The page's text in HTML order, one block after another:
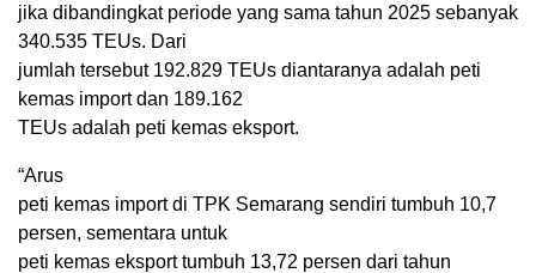
jika dibandingkat periode yang sama tahun 2025 sebanyak
340.535 TEUs. Dari
jumlah tersebut 192.829 TEUs diantaranya adalah peti
kemas import dan 189.162
TEUs adalah peti kemas eksport.
“Arus
peti kemas import di TPK Semarang sendiri tumbuh 10,7
persen, sementara untuk
peti kemas eksport tumbuh 13,72 persen dari tahun